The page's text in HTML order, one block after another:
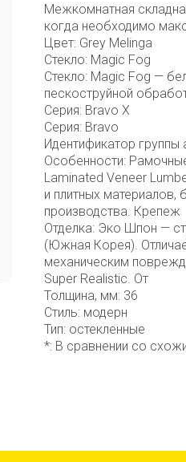
Межкомнатная
когда необходимо
Цвет: Grey Melinga
Стекло: Magic Fog
Стекло: Magic Fog —
пескоструйной
Серия: Bravo X
Серия: Bravo
Идентификатор группы
Особенности:
Laminated Veneer
и плитных материалов,
производства. Крепеж
Отделка: Эко Шпон —
(Южная Корея).
механическим
Super Realistic. От
Толщина, мм: 36
Стиль: модерн
Тип: остекленные
*: В сравнении со